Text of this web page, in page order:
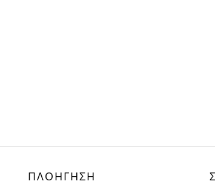
ΠΛΟΗΓΗΣΗ